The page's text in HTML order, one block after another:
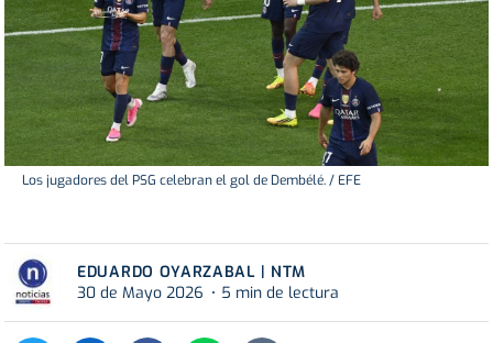
Los jugadores del PSG celebran el gol de Dembélé. / EFE
EDUARDO OYARZABAL | NTM
30 de Mayo 2026
5 min de lectura